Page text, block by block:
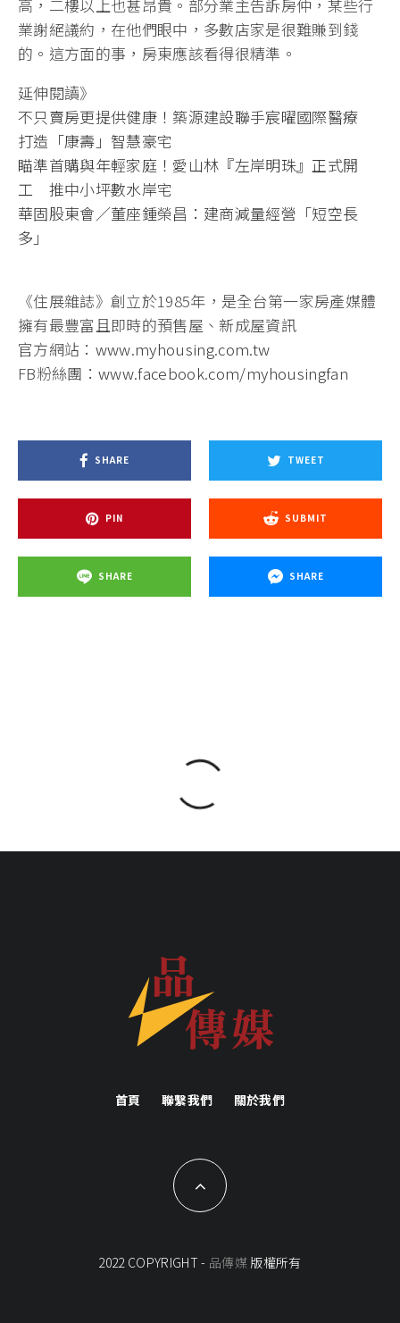
高，二樓以上也甚昂貴。部分業主告訴房仲，某些行
業謝絕議約，在他們眼中，多數店家是很難賺到錢
的。這方面的事，房東應該看得很精準。
延伸閱讀》
不只賣房更提供健康！築源建設聯手宸曜國際醫療
打造「康壽」智慧豪宅
瞄準首購與年輕家庭！愛山林『左岸明珠』正式開
工 推中小坪數水岸宅
華固股東會／董座鍾榮昌：建商減量經營「短空長
多」
《住展雜誌》創立於1985年，是全台第一家房產媒體
擁有最豐富且即時的預售屋、新成屋資訊
官方網站： www.myhousing.com.tw
FB粉絲團：www.facebook.com/myhousingfan
SHARE TWEET
PIN SUBMIT
SHARE SHARE
首頁 聯繫我們 關於我們
2022 COPYRIGHT - 品傳媒 版權所有